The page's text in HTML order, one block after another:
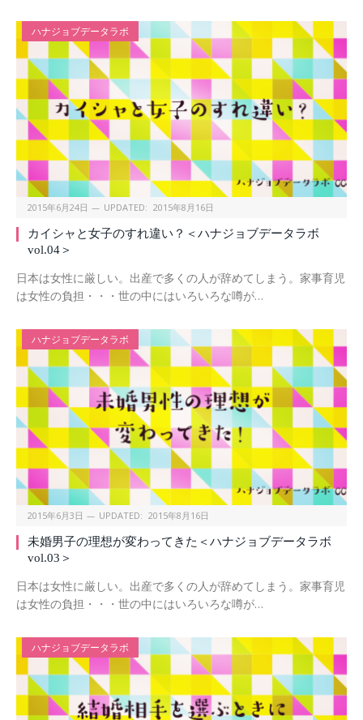
ハナジョブデータラボ
2015年6月24日 UPDATED: 2015年8月16日
カイシャと女子のすれ違い？＜ハナジョブデータラボ
vol.04＞
日本は女性に厳しい。出産で多くの人が辞めてしまう。家事育児
は女性の負担・・・世の中にはいろいろな噂が…
ハナジョブデータラボ
2015年6月3日 UPDATED: 2015年8月16日
未婚男子の理想が変わってきた＜ハナジョブデータラボ
vol.03＞
日本は女性に厳しい。出産で多くの人が辞めてしまう。家事育児
は女性の負担・・・世の中にはいろいろな噂が…
ハナジョブデータラボ